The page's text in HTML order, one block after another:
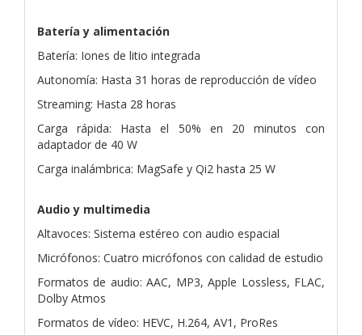
Batería y alimentación
Batería: Iones de litio integrada
Autonomía: Hasta 31 horas de reproducción de vídeo
Streaming: Hasta 28 horas
Carga rápida: Hasta el 50% en 20 minutos con
adaptador de 40 W
Carga inalámbrica: MagSafe y Qi2 hasta 25 W
Audio y multimedia
Altavoces: Sistema estéreo con audio espacial
Micrófonos: Cuatro micrófonos con calidad de estudio
Formatos de audio: AAC, MP3, Apple Lossless, FLAC,
Dolby Atmos
Formatos de vídeo: HEVC, H.264, AV1, ProRes